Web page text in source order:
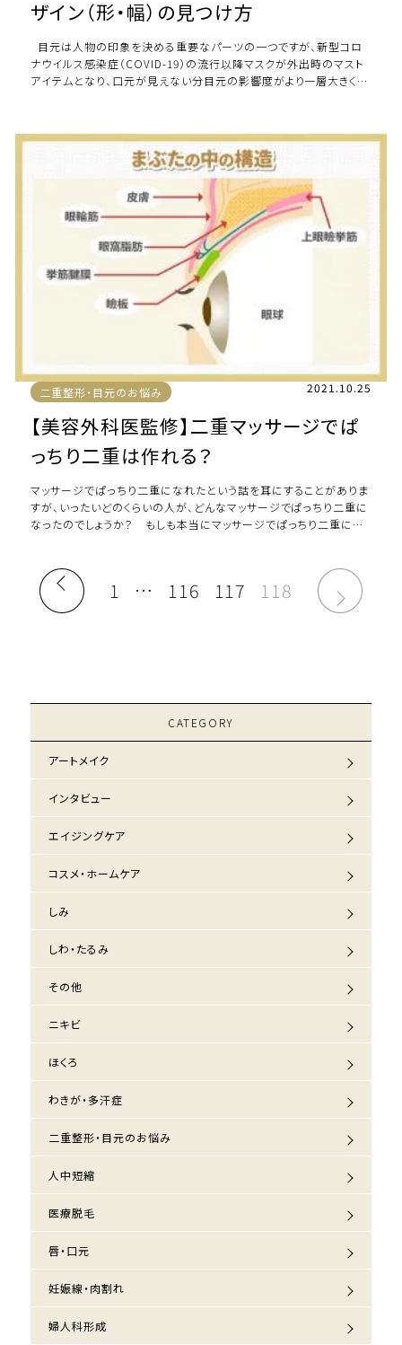
ザイン（形・幅）の見つけ方
目元は人物の印象を決める重要なパーツの一つですが、新型コロ
ナウイルス感染症（COVID-19）の流行以降マスクが外出時のマスト
アイテムとなり、口元が見えない分目元の影響度がより一層大きくな
二重整形・目元のお悩み 2021.10.25
【美容外科医監修】二重マッサージでぱ
っちり二重は作れる？
マッサージでぱっちり二重になれたという話を耳にすることがありま
すが、いったいどのくらいの人が、どんなマッサージでぱっちり二重に
なったのでしょうか？ もしも本当にマッサージでぱっちり二重にな
1 … 116 117 118
CATEGORY
アートメイク
インタビュー
エイジングケア
コスメ・ホームケア
しみ
しわ・たるみ
その他
ニキビ
ほくろ
わきが・多汗症
二重整形・目元のお悩み
人中短縮
医療脱毛
唇・口元
妊娠線・肉割れ
婦人科形成